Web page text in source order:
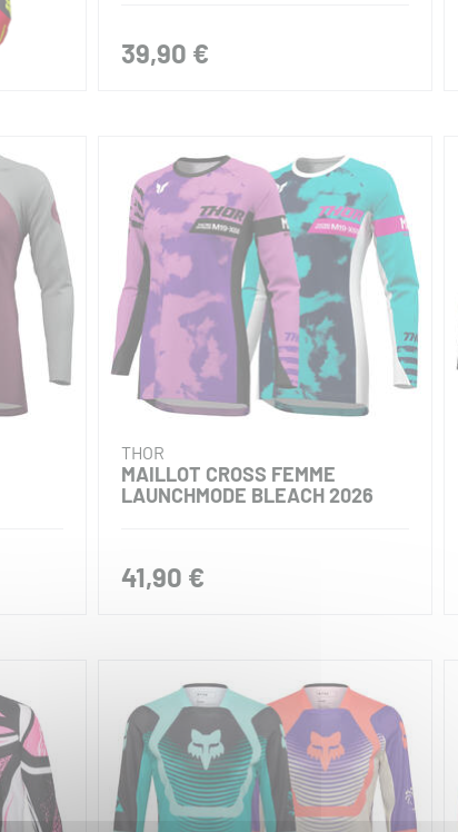
39,90 €
THOR
MAILLOT CROSS FEMME
LAUNCHMODE BLEACH 2026
41,90 €